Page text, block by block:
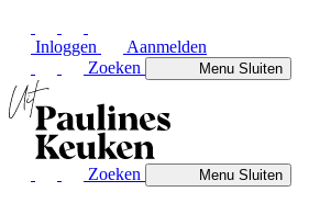
Inloggen
Aanmelden
Zoeken
MenuSluiten
Zoeken MenuSluiten